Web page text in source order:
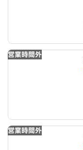
営業時間外
営業時間外